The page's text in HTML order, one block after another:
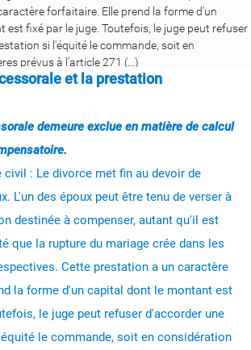
et la prestation
demeure exclue en matière de calcul
: Le divorce met fin au devoir de
L'un des époux peut être tenu de verser à
destinée à compenser, autant qu'il est
que la rupture du mariage crée dans les
Cette prestation a un caractère
la forme d'un capital dont le montant est
le juge peut refuser d'accorder une
le commande, soit en considération